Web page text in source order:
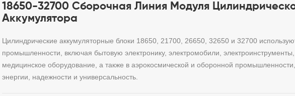
18650-32700 Сборочная Линия Модуля
Аккумулятора
Цилиндрические аккумуляторные блоки 18650, 21700, 26650, 32650 и 32700
промышленности, включая бытовую электронику, электромобили,
медицинское оборудование, а также в аэрокосмической и оборонной
энергии, надежности и универсальность.